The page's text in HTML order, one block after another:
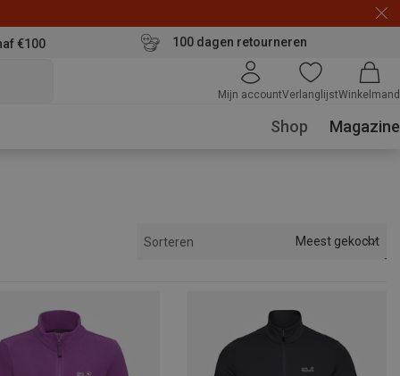
€100 100 dagen retourneren
Mijn accountVerlanglijstWinkelmand
Shop Magazine
Sorteren Meest gekocht